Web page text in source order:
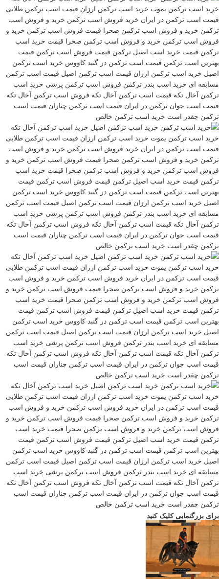
برای بزرگنمایی کلیک کنید